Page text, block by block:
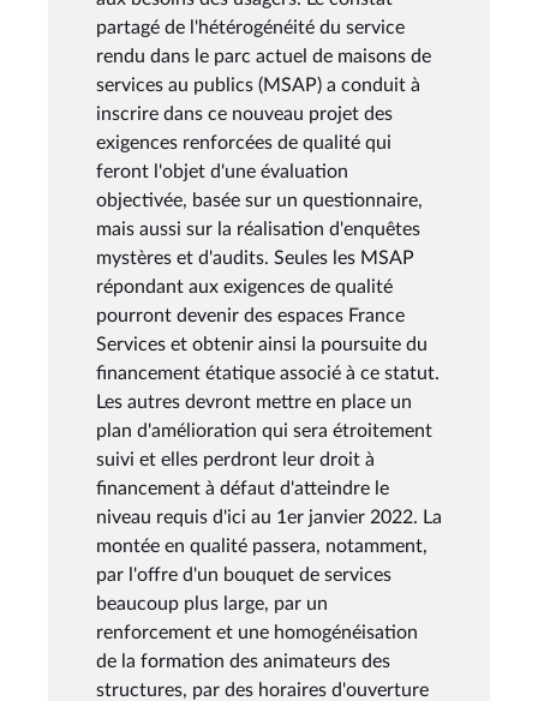
partagé de l'hétérogénéité du service
rendu dans le parc actuel de maisons de
services au publics (MSAP) a conduit à
inscrire dans ce nouveau projet des
exigences renforcées de qualité qui
feront l'objet d'une évaluation
objectivée, basée sur un questionnaire,
mais aussi sur la réalisation d'enquêtes
mystères et d'audits. Seules les MSAP
répondant aux exigences de qualité
pourront devenir des espaces France
Services et obtenir ainsi la poursuite du
financement étatique associé à ce statut.
Les autres devront mettre en place un
plan d'amélioration qui sera étroitement
suivi et elles perdront leur droit à
financement à défaut d'atteindre le
niveau requis d'ici au 1er janvier 2022. La
montée en qualité passera, notamment,
par l'offre d'un bouquet de services
beaucoup plus large, par un
renforcement et une homogénéisation
de la formation des animateurs des
structures, par des horaires d'ouverture